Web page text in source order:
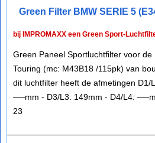
Green Filter BMW SERIE 5
bij IMPROMAXX een Green Sport-
Green Paneel Sportluchtfilter voor
Touring (mc: M43B18 /115pk) van
dit luchtfilter heeft de afmetingen D1/
──mm - D3/L3: 149mm - D4/L4:
23